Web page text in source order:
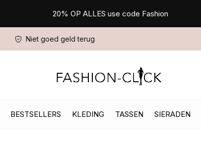
BESTSELLERS KLEDING TASSEN SIERADEN
Niet goed geld terug
20% OP ALLES use code Fashion